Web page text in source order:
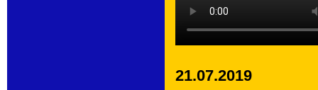
21.07.2019